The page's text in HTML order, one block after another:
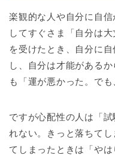
楽観的な人や自分に自
してすぐさま「自分は
を受けたとき、自分に
し、自分は才能がある
も「運が悪かった。で
ですが心配性の人は「
れない。きっと落ちて
てしまったときは「や